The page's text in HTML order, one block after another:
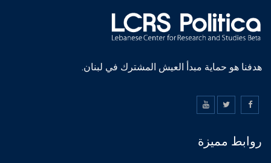
هدفنا هو حماية مبدأ العيش المشترك في لبنان.
روابط مميزة